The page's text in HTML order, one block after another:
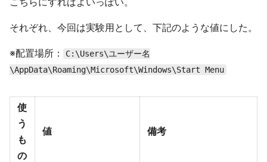
それぞれ、今回は実験用として、下記のような値にした。
※配置場所：
C:\Users\ユーザー名
\AppData\Roaming\Microsoft\Windows\Start Menu
使
う
も
の
値 備考